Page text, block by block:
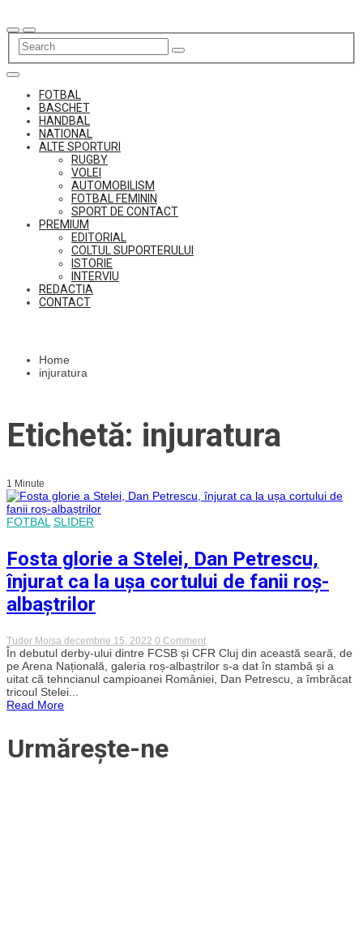
to
content
FOTBAL
BASCHET
HANDBAL
NATIONAL
ALTE SPORTURI
RUGBY
VOLEI
AUTOMOBILISM
FOTBAL FEMININ
SPORT DE CONTACT
PREMIUM
EDITORIAL
COLTUL SUPORTERULUI
ISTORIE
INTERVIU
REDACTIA
CONTACT
Home
injuratura
Etichetă: injuratura
1 Minute
FOTBAL SLIDER
Fosta glorie a Stelei, Dan Petrescu,
înjurat ca la ușa cortului de fanii roș-
albaștrilor
Tudor Moisa decembrie 15, 2022 0 Commenton
Fosta
glorie
a
Stelei,
În debutul derby-ului dintre FCSB și CFR Cluj din această seară, de
pe Arena Națională, galeria roș-albaștrilor s-a dat în stambă și a
uitat că tehncianul campioanei României, Dan Petrescu, a îmbrăcat
tricoul Stelei...
Read More
Urmărește-ne